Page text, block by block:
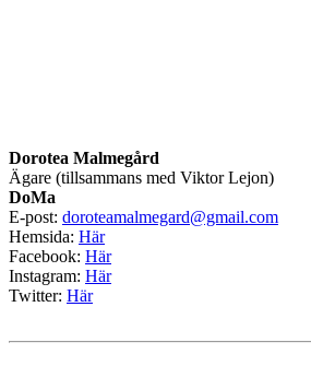
Dorotea Malmegård
Ägare (tillsammans med Viktor Lejon)
DoMa
E-post: doroteamalmegard@gmail.com
Hemsida: Här
Facebook: Här
Instagram: Här
Twitter: Här